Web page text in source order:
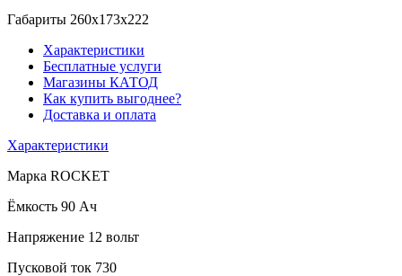
Габариты 260x173x222
Характеристики
Бесплатные услуги
Магазины КАТОД
Как купить выгоднее?
Доставка и оплата
Характеристики
Марка ROCKET
Ёмкость 90 Ач
Напряжение 12 вольт
Пусковой ток 730